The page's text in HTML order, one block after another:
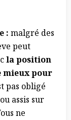
: malgré des
peut
la position
mieux pour
pas obligé
assis sur
ne